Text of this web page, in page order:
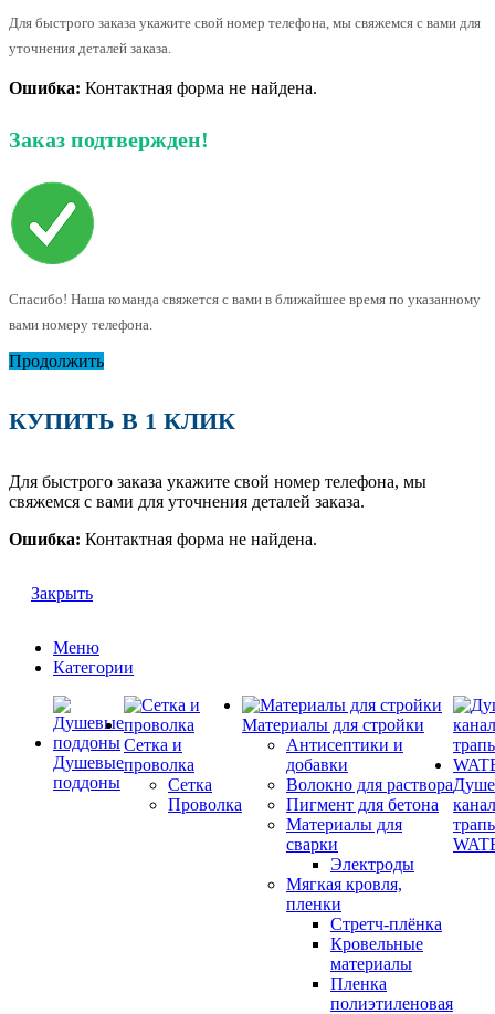
Для быстрого заказа укажите свой номер телефона, мы свяжемся с вами для
уточнения деталей заказа.
Ошибка: Контактная форма не найдена.
Заказ подтвержден!
Спасибо! Наша команда свяжется с вами в ближайшее время по указанному
вами номеру телефона.
Продолжить
КУПИТЬ В 1 КЛИК
Для быстрого заказа укажите свой номер телефона, мы
свяжемся с вами для уточнения деталей заказа.
Ошибка: Контактная форма не найдена.
Закрыть
Меню
Категории
Душевые
поддоны
Сетка и
проволка
Сетка
Проволка
Материалы для стройки
Антисептики и
добавки
Волокно для раствора
Пигмент для бетона
Материалы для
сварки
Электроды
Мягкая кровля,
пленки
Стретч-плёнка
Кровельные
материалы
Пленка
полиэтиленовая